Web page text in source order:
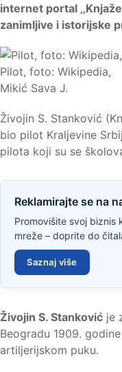
internet portal
zanimljive i istorijske
Pilot, foto: Wikipedia,
Mikić Sava J.
Živojin S. Stanković
bio pilot Kraljevine
pilota koji su se
Reklamirajte se na
Promovišite svoj biznis
mreže – doprite do
Saznaj više
Živojin S. Stanković je
Beogradu 1909.
artiljerijskom puku.